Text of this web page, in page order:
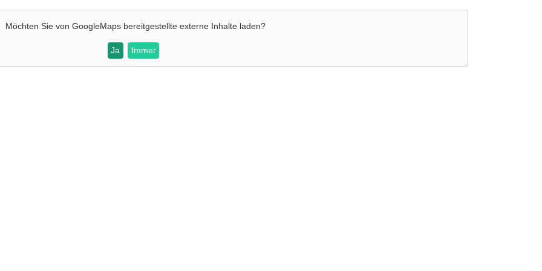
Möchten Sie von GoogleMaps bereitgestellte externe Inhalte laden?
Ja Immer